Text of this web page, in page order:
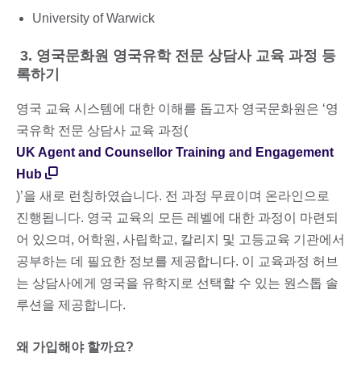
University of Warwick
3. 영국문화원 영국유학 전문 상담사 교육 과정 등
록하기
영국 교육 시스템에 대한 이해를 돕고자 영국문화원은 ‘영
국유학 전문 상담사 교육 과정(
UK Agent and Counsellor Training and Engagement
Hub
)’을 새로 런칭하였습니다. 전 과정 무료이며 온라인으로
진행됩니다. 영국 교육의 모든 레벨에 대한 과정이 마련되
어 있으며, 어학원, 사립학교, 칼리지 및 고등교육 기관에서
공부하는 데 필요한 정보를 제공합니다. 이 교육과정 허브
는 상담사에게 영국을 유학지로 선택할 수 있는 원스톱 솔
루션을 제공합니다.
왜 가입해야 할까요?